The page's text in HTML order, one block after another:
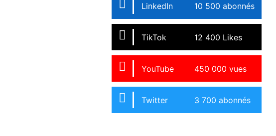
LinkedIn 10 500 abonnés
TikTok 12 400 Likes
YouTube 450 000 vues
Twitter 3 700 abonnés